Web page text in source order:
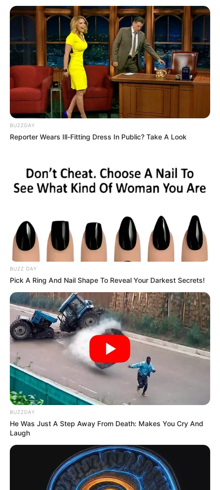
BUZZDAY
Reporter Wears Ill-Fitting Dress In Public? Take A Look
BUZZ DAY
Pick A Ring And Nail Shape To Reveal Your Darkest Secrets!
BUZZDAY
He Was Just A Step Away From Death: Makes You Cry And
Laugh